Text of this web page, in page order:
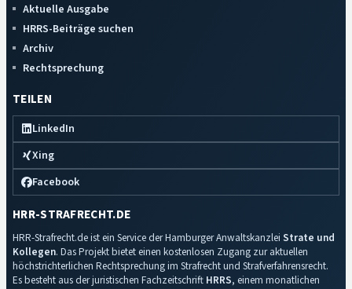
Aktuelle Ausgabe
HRRS-Beiträge suchen
Archiv
Rechtsprechung
TEILEN
LinkedIn
Xing
Facebook
HRR-STRAFRECHT.DE
HRR-Strafrecht.de ist ein Service der Hamburger Anwaltskanzlei Strate und
Kollegen. Das Projekt bietet einen kostenlosen Zugang zur aktuellen
höchstrichterlichen Rechtsprechung im Strafrecht und Strafverfahrensrecht.
Es besteht aus der juristischen Fachzeitschrift HRRS, einem monatlichen